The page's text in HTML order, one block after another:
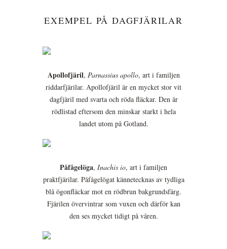
EXEMPEL PÅ DAGFJÄRILAR
Apollofjäril, Parnassius apollo, art i familjen
riddarfjärilar. Apollofjäril är en mycket stor vit
dagfjäril med svarta och röda fläckar. Den är
rödlistad eftersom den minskar starkt i hela
landet utom på Gotland.
Påfågelöga, Inachis io, art i familjen
praktfjärilar. Påfågelögat kännetecknas av tydliga
blå ögonfläckar mot en rödbrun bakgrundsfärg.
Fjärilen övervintrar som vuxen och därför kan
den ses mycket tidigt på våren.